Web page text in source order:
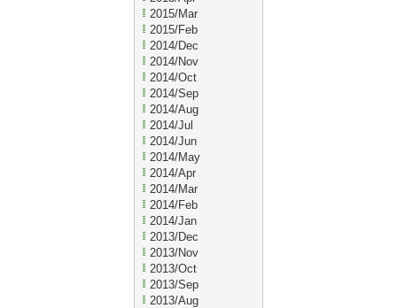
2015/Mar
2015/Feb
2014/Dec
2014/Nov
2014/Oct
2014/Sep
2014/Aug
2014/Jul
2014/Jun
2014/May
2014/Apr
2014/Mar
2014/Feb
2014/Jan
2013/Dec
2013/Nov
2013/Oct
2013/Sep
2013/Aug